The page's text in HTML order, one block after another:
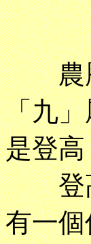
農曆
「九
是登
登高
有一